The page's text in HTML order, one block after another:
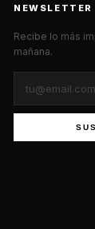
NEWSLETTER
Recibe lo más
mañana.